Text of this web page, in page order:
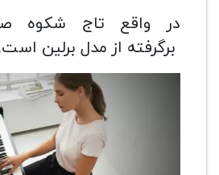
برگرفته از مدل برلین